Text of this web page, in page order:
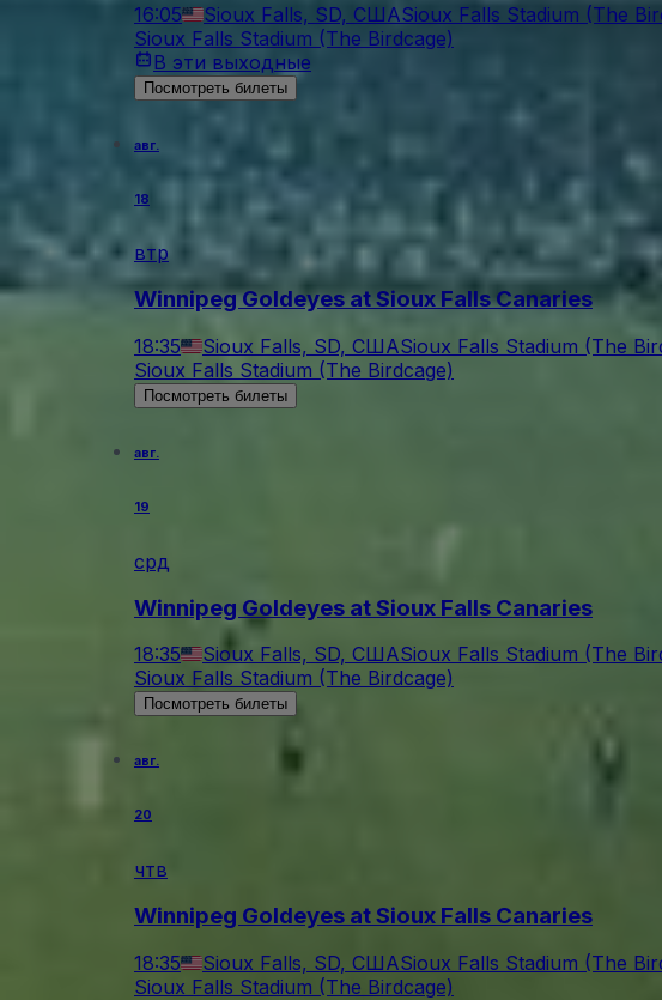
16:05 Sioux Falls, SD, СШАSioux Falls Stadium (The
Sioux Falls Stadium (The Birdcage)
В эти выходные
Посмотреть билеты
авг.
18
втр
Winnipeg Goldeyes at Sioux Falls Canaries
18:35 Sioux Falls, SD, СШАSioux Falls Stadium (The
Sioux Falls Stadium (The Birdcage)
Посмотреть билеты
авг.
19
срд
Winnipeg Goldeyes at Sioux Falls Canaries
18:35 Sioux Falls, SD, СШАSioux Falls Stadium (The
Sioux Falls Stadium (The Birdcage)
Посмотреть билеты
авг.
20
чтв
Winnipeg Goldeyes at Sioux Falls Canaries
18:35 Sioux Falls, SD, СШАSioux Falls Stadium (The
Sioux Falls Stadium (The Birdcage)